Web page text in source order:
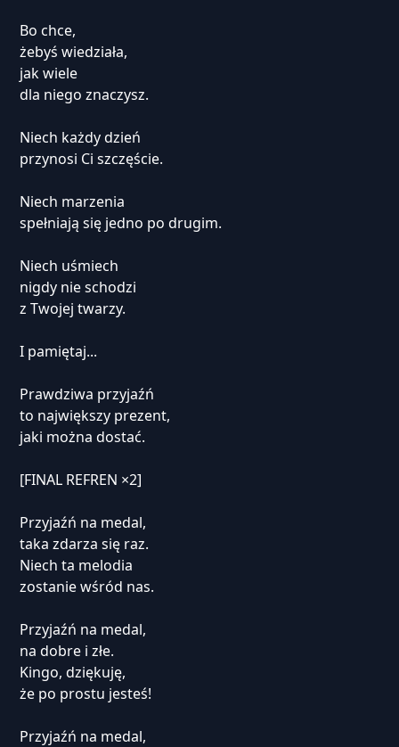
Bo chce,
żebyś wiedziała,
jak wiele
dla niego znaczysz.
Niech każdy dzień
przynosi Ci szczęście.
Niech marzenia
spełniają się jedno po drugim.
Niech uśmiech
nigdy nie schodzi
z Twojej twarzy.
I pamiętaj...
Prawdziwa przyjaźń
to największy prezent,
jaki można dostać.
[FINAL REFREN ×2]
Przyjaźń na medal,
taka zdarza się raz.
Niech ta melodia
zostanie wśród nas.
Przyjaźń na medal,
na dobre i złe.
Kingo, dziękuję,
że po prostu jesteś!
Przyjaźń na medal,